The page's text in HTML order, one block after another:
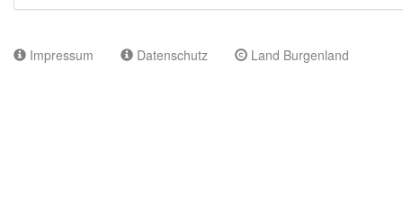
Impressum Datenschutz Land Burgenland